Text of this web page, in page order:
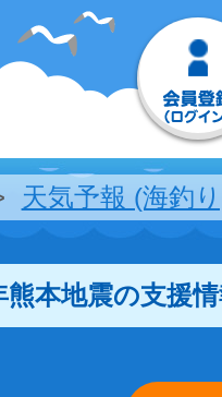
天気予報 (海釣
熊本地震の支援